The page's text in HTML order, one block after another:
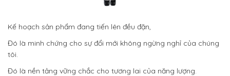
Kế hoạch sản phẩm đang tiến lên đều đặn,
Đó là minh chứng cho sự đổi mới không ngừng nghỉ của chúng
tôi.
Đó là nền tảng vững chắc cho tương lai của năng lượng.